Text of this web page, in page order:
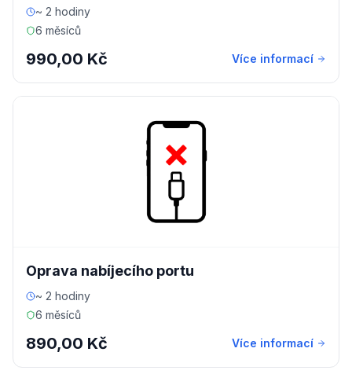
~ 2 hodiny
6 měsíců
990,00 Kč Více informací
Oprava nabíjecího portu
~ 2 hodiny
6 měsíců
890,00 Kč Více informací